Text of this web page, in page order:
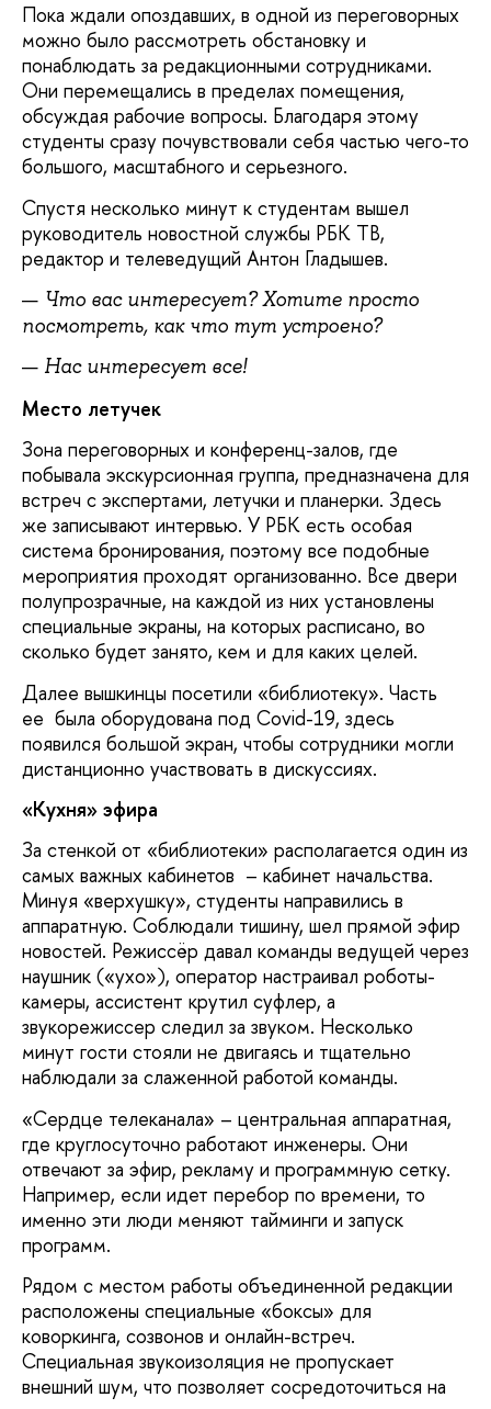
Пока ждали опоздавших, в одной из переговорных
можно было рассмотреть обстановку и
понаблюдать за редакционными сотрудниками.
Они перемещались в пределах помещения,
обсуждая рабочие вопросы. Благодаря этому
студенты сразу почувствовали себя частью чего-то
большого, масштабного и серьезного.
Спустя несколько минут к студентам вышел
руководитель новостной службы РБК ТВ,
редактор и телеведущий Антон Гладышев.
Что вас интересует? Хотите просто
посмотреть, как что тут устроено?
Нас интересует все!
Место летучек
Зона переговорных и конференц-залов, где
побывала экскурсионная группа, предназначена для
встреч с экспертами, летучки и планерки. Здесь
же записывают интервью. У РБК есть особая
система бронирования, поэтому все подобные
мероприятия проходят организованно. Все двери
полупрозрачные, на каждой из них установлены
специальные экраны, на которых расписано, во
сколько будет занято, кем и для каких целей.
Далее вышкинцы посетили «библиотеку». Часть
ее была оборудована под Сovid-19, здесь
появился большой экран, чтобы сотрудники могли
дистанционно участвовать в дискуссиях.
«Кухня» эфира
За стенкой от «библиотеки» располагается один из
самых важных кабинетов – кабинет начальства.
Минуя «верхушку», студенты направились в
аппаратную. Соблюдали тишину, шел прямой эфир
новостей. Режиссёр давал команды ведущей через
наушник («ухо»), оператор настраивал роботы-
камеры, ассистент крутил суфлер, а
звукорежиссер следил за звуком. Несколько
минут гости стояли не двигаясь и тщательно
наблюдали за слаженной работой команды.
«Сердце телеканала» – центральная аппаратная,
где круглосуточно работают инженеры. Они
отвечают за эфир, рекламу и программную сетку.
Например, если идет перебор по времени, то
именно эти люди меняют тайминги и запуск
программ.
Рядом с местом работы объединенной редакции
расположены специальные «боксы» для
коворкинга, созвонов и онлайн-встреч.
Специальная звукоизоляция не пропускает
внешний шум, что позволяет сосредоточиться на